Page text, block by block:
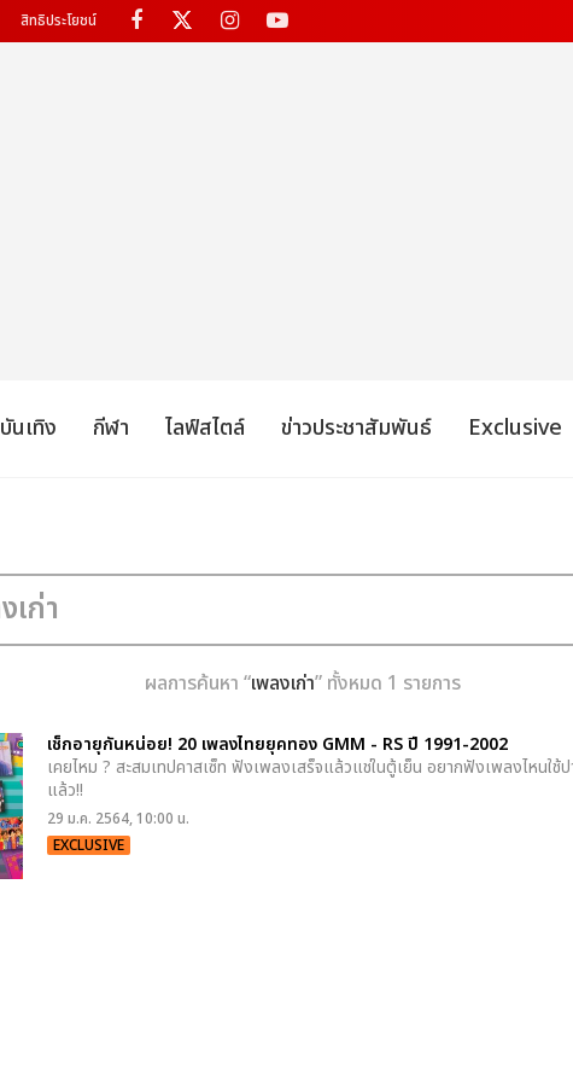
สิทธิประโยชน์
บันเทิง กีฬา ไลฟ์สไตล์ ข่าวประชาสัมพันธ์ Exclusive
ผลการค้นหา “เพลงเก่า” ทั้งหมด 1 รายการ
เช็กอายุกันหน่อย! 20 เพลงไทยยุคทอง GMM - RS ปี 1991-2002
เคยไหม ? สะสมเทปคาสเซ็ท ฟังเพลงเสร็จแล้วแช่ในตู้เย็น อยากฟังเพลงไหนใช้
แล้ว!!
29 ม.ค. 2564, 10:00 น.
EXCLUSIVE